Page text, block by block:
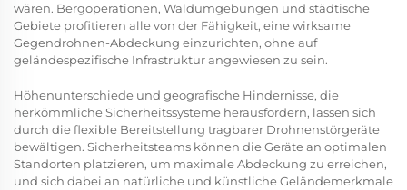
wären. Bergoperationen, Waldumgebungen und städtische
Gebiete profitieren alle von der Fähigkeit, eine wirksame
Gegendrohnen-Abdeckung einzurichten, ohne auf
geländespezifische Infrastruktur angewiesen zu sein.
Höhenunterschiede und geografische Hindernisse, die
herkömmliche Sicherheitssysteme herausfordern, lassen sich
durch die flexible Bereitstellung tragbarer Drohnenstörgeräte
bewältigen. Sicherheitsteams können die Geräte an optimalen
Standorten platzieren, um maximale Abdeckung zu erreichen,
und sich dabei an natürliche und künstliche Geländemerkmale